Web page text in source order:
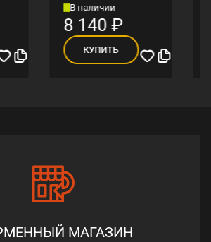
В наличии
8 140₽
КУПИТЬ
МАГАЗИН